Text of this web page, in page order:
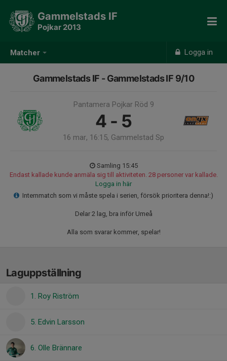
Matcher Logga in
Gammelstads IF
Pojkar 2013
Gammelstads IF - Gammelstads IF 9/10
Pantamera Pojkar Röd 9
4 - 5
16 mar, 16:15, Gammelstad Sp
Samling 15:45
Endast kallade kunde anmäla sig till aktiviteten. 28 personer var kallade.
Logga in här
Internmatch som vi måste spela i serien, försök prioritera denna!:)
Delar 2 lag, bra inför Umeå
Alla som svarar kommer, spelar!
Laguppställning
1. Roy Riström
5. Edvin Larsson
6. Olle Brännare